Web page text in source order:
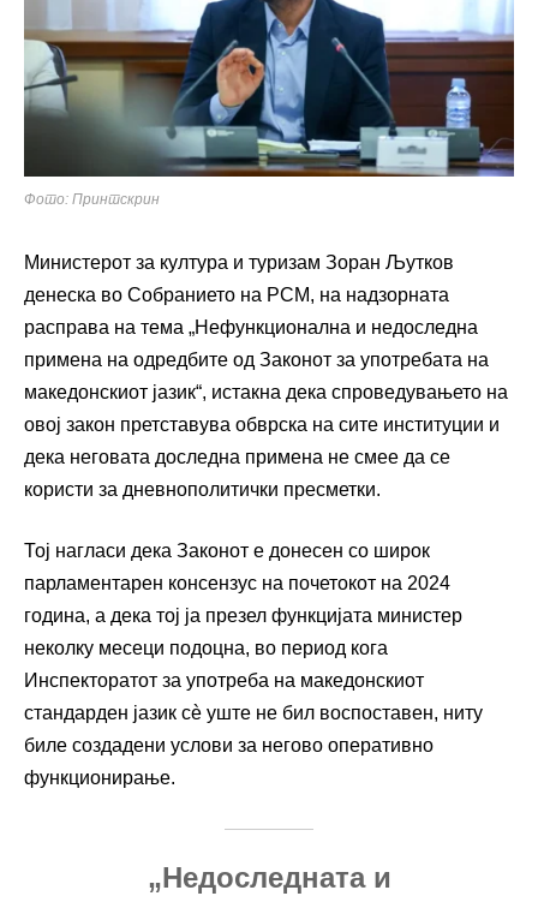
Фото: Принтскрин
Министерот за култура и туризам Зоран Љутков
денеска во Собранието на РСМ, на надзорната
расправа на тема „Нефункционална и недоследна
примена на одредбите од Законот за употребата на
македонскиот јазик“, истакна дека спроведувањето на
овој закон претставува обврска на сите институции и
дека неговата доследна примена не смее да се
користи за дневнополитички пресметки.
Тој нагласи дека Законот е донесен со широк
парламентарен консензус на почетокот на 2024
година, а дека тој ја презел функцијата министер
неколку месеци подоцна, во период кога
Инспекторатот за употреба на македонскиот
стандарден јазик сè уште не бил воспоставен, ниту
биле создадени услови за негово оперативно
функционирање.
„Недоследната и